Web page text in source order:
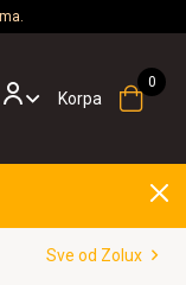
Korpa
Sve od Zolux